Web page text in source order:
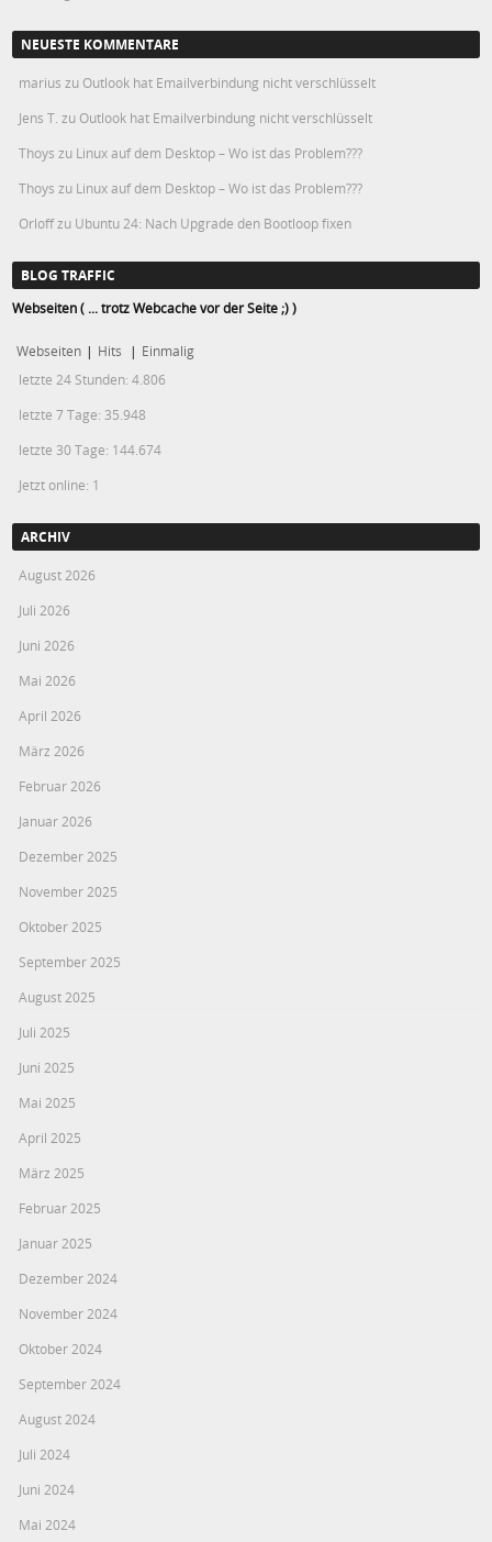
NEUESTE KOMMENTARE
marius zu Outlook hat Emailverbindung nicht verschlüsselt
Jens T. zu Outlook hat Emailverbindung nicht verschlüsselt
Thoys zu Linux auf dem Desktop – Wo ist das Problem???
Thoys zu Linux auf dem Desktop – Wo ist das Problem???
Orloffzu Ubuntu 24: Nach Upgrade den Bootloop fixen
BLOG TRAFFIC
Webseiten ( ... trotz Webcache vor der Seite ;) )
Webseiten | Hits | Einmalig
letzte 24 Stunden:4.806
letzte 7 Tage: 35.948
letzte 30 Tage: 144.674
Jetzt online: 1
ARCHIV
August 2026
Juli 2026
Juni 2026
Mai 2026
April 2026
März 2026
Februar 2026
Januar 2026
Dezember 2025
November 2025
Oktober 2025
September 2025
August 2025
Juli 2025
Juni 2025
Mai 2025
April 2025
März 2025
Februar 2025
Januar 2025
Dezember 2024
November 2024
Oktober 2024
September 2024
August 2024
Juli 2024
Juni 2024
Mai 2024